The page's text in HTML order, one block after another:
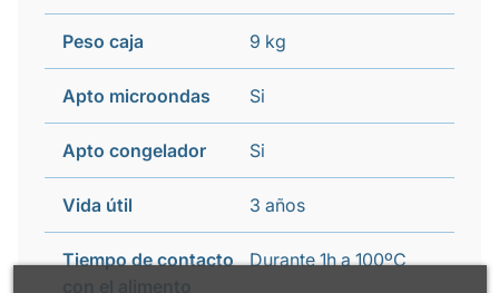
Peso caja 9 kg
Apto microondas Si
Apto congelador Si
Vida útil 3 años
Tiempo de contacto
Durante 1h a 100ºC